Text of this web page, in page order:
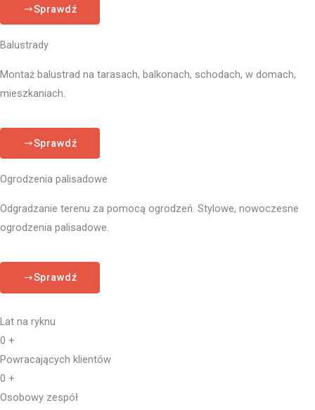
Sprawdź
Balustrady
Montaż balustrad na tarasach, balkonach, schodach, w domach,
mieszkaniach.
Sprawdź
Ogrodzenia palisadowe
Odgradzanie terenu za pomocą ogrodzeń. Stylowe, nowoczesne
ogrodzenia palisadowe.
Sprawdź
Lat na ryknu
0 +
Powracających klientów
0 +
Osobowy zespół